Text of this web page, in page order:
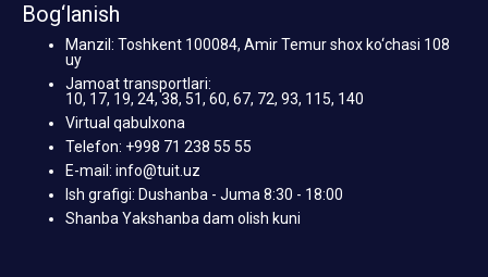
Bog‘lanish
Manzil: Toshkent 100084, Amir Temur shox ko‘chasi 108
uy
Jamoat transportlari:
10, 17, 19, 24, 38, 51, 60, 67, 72, 93, 115, 140
Virtual qabulxona
Telefon: +998 71 238 55 55
E-mail: info@tuit.uz
Ish grafigi: Dushanba - Juma 8:30 - 18:00
Shanba Yakshanba dam olish kuni